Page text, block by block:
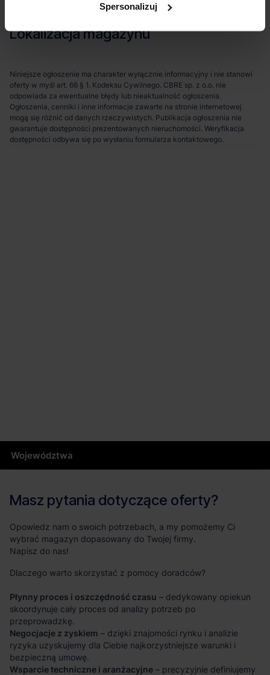
Spersonalizuj
Transport publiczny
Lokalizacja magazynu
Niniejsze ogłoszenie ma charakter wyłącznie informacyjny i nie stanowi
oferty w myśl art. 66 § 1. Kodeksu Cywilnego. CBRE sp. z o.o. nie
odpowiada za ewentualne błędy lub nieaktualność ogłoszenia.
Ogłoszenia, cenniki i inne informacje zawarte na stronie internetowej
mogą się różnić od danych rzeczywistych. Publikacja ogłoszenia nie
gwarantuje dostępności prezentowanych nieruchomości. Weryfikacja
dostępności odbywa się po wysłaniu formularza kontaktowego.
Województwa
Masz pytania dotyczące oferty?
Opowiedz nam o swoich potrzebach, a my pomożemy Ci
wybrać magazyn dopasowany do Twojej firmy.
Napisz do nas!
Dlaczego warto skorzystać z pomocy doradców?
Płynny proces i oszczędność czasu – dedykowany opiekun
skoordynuje cały proces od analizy potrzeb po
przeprowadzkę.
Negocjacje z zyskiem – dzięki znajomości rynku i analizie
ryzyka uzyskujemy dla Ciebie najkorzystniejsze warunki i
bezpieczną umowę.
Wsparcie techniczne i aranżacyjne – precyzyjnie definiujemy